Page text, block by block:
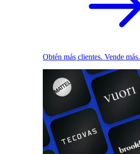
Obtén más clientes. Vende más.